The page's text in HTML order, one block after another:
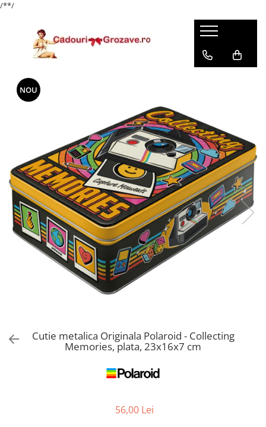
/**/
NOU
Cutie metalica Originala Polaroid - Collecting
Memories, plata, 23x16x7 cm
56,00 Lei